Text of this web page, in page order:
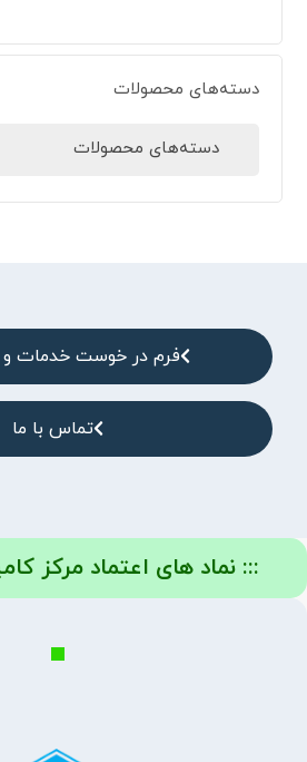
دسته‌های محصولات
دسته‌های محصولات
فرم در خوست خدمات
تماس با ما
::: نماد های اعتماد مرکز